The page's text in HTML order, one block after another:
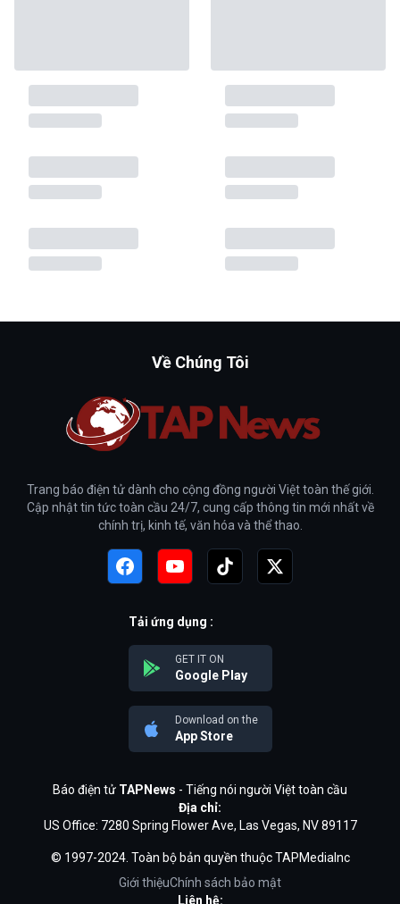
Về Chúng Tôi
Trang báo điện tử dành cho cộng đồng người Việt toàn thế giới.
Cập nhật tin tức toàn cầu 24/7, cung cấp thông tin mới nhất về
chính trị, kinh tế, văn hóa và thể thao.
Tải ứng dụng :
GET IT ON
Google Play
Download on the
App Store
Báo điện tử TAPNews - Tiếng nói người Việt toàn cầu
Địa chỉ:
US Office: 7280 Spring Flower Ave, Las Vegas, NV 89117
© 1997-2024. Toàn bộ bản quyền thuộc TAPMediaInc
Giới thiệuChính sách bảo mật
Liên hệ: